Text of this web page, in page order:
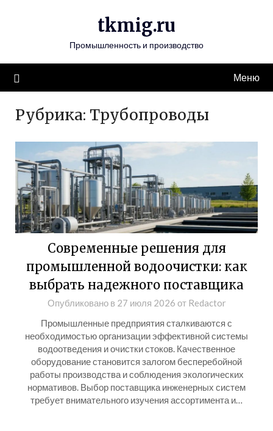
tkmig.ru
Промышленность и производство
Меню
Рубрика: Трубопроводы
Современные решения для
промышленной водоочистки: как
выбрать надежного поставщика
Опубликовано в 27 июля 2026 от Redactor
Промышленные предприятия сталкиваются с
необходимостью организации эффективной системы
водоотведения и очистки стоков. Качественное
оборудование становится залогом бесперебойной
работы производства и соблюдения экологических
нормативов. Выбор поставщика инженерных систем
требует внимательного изучения ассортимента и…